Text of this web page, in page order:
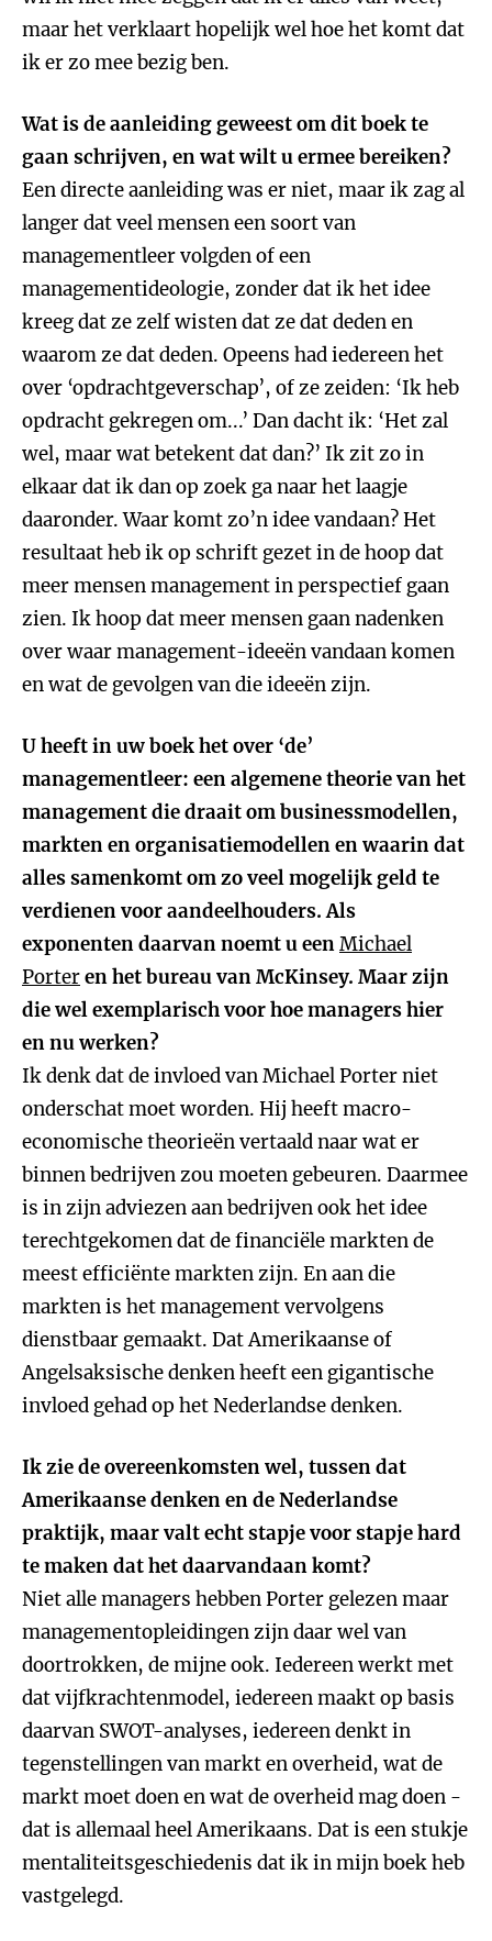
maar het verklaart hopelijk wel hoe het komt dat
ik er zo mee bezig ben.
Wat is de aanleiding geweest om dit boek te
gaan schrijven, en wat wilt u ermee bereiken?
Een directe aanleiding was er niet, maar ik zag al
langer dat veel mensen een soort van
managementleer volgden of een
managementideologie, zonder dat ik het idee
kreeg dat ze zelf wisten dat ze dat deden en
waarom ze dat deden. Opeens had iedereen het
over ‘opdrachtgeverschap’, of ze zeiden: ‘Ik heb
opdracht gekregen om...’ Dan dacht ik: ‘Het zal
wel, maar wat betekent dat dan?’ Ik zit zo in
elkaar dat ik dan op zoek ga naar het laagje
daaronder. Waar komt zo’n idee vandaan? Het
resultaat heb ik op schrift gezet in de hoop dat
meer mensen management in perspectief gaan
zien. Ik hoop dat meer mensen gaan nadenken
over waar management-ideeën vandaan komen
en wat de gevolgen van die ideeën zijn.
U heeft in uw boek het over ‘de’
managementleer: een algemene theorie van het
management die draait om businessmodellen,
markten en organisatiemodellen en waarin dat
alles samenkomt om zo veel mogelijk geld te
verdienen voor aandeelhouders. Als
exponenten daarvan noemt u eenMichael
Porteren het bureau van McKinsey. Maar zijn
die wel exemplarisch voor hoe managers hier
en nu werken?
Ik denk dat de invloed van Michael Porter niet
onderschat moet worden. Hij heeft macro-
economische theorieën vertaald naar wat er
binnen bedrijven zou moeten gebeuren. Daarmee
is in zijn adviezen aan bedrijven ook het idee
terechtgekomen dat de financiële markten de
meest efficiënte markten zijn. En aan die
markten is het management vervolgens
dienstbaar gemaakt. Dat Amerikaanse of
Angelsaksische denken heeft een gigantische
invloed gehad op het Nederlandse denken.
Ik zie de overeenkomsten wel, tussen dat
Amerikaanse denken en de Nederlandse
praktijk, maar valt echt stapje voor stapje hard
te maken dat het daarvandaan komt?
Niet alle managers hebben Porter gelezen maar
managementopleidingen zijn daar wel van
doortrokken, de mijne ook. Iedereen werkt met
dat vijfkrachtenmodel, iedereen maakt op basis
daarvan SWOT-analyses, iedereen denkt in
tegenstellingen van markt en overheid, wat de
markt moet doen en wat de overheid mag doen -
dat is allemaal heel Amerikaans. Dat is een stukje
mentaliteitsgeschiedenis dat ik in mijn boek heb
vastgelegd.